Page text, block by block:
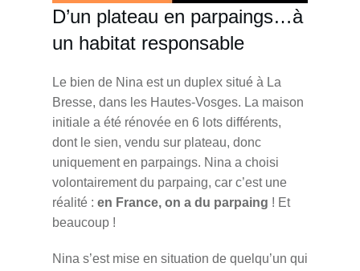
D’un plateau en parpaings…à
un habitat responsable
Le bien de Nina est un duplex situé à La
Bresse, dans les Hautes-Vosges. La maison
initiale a été rénovée en 6 lots différents,
dont le sien, vendu sur plateau, donc
uniquement en parpaings. Nina a choisi
volontairement du parpaing, car c’est une
réalité : en France, on a du parpaing ! Et
beaucoup !
Nina s’est mise en situation de quelqu’un qui